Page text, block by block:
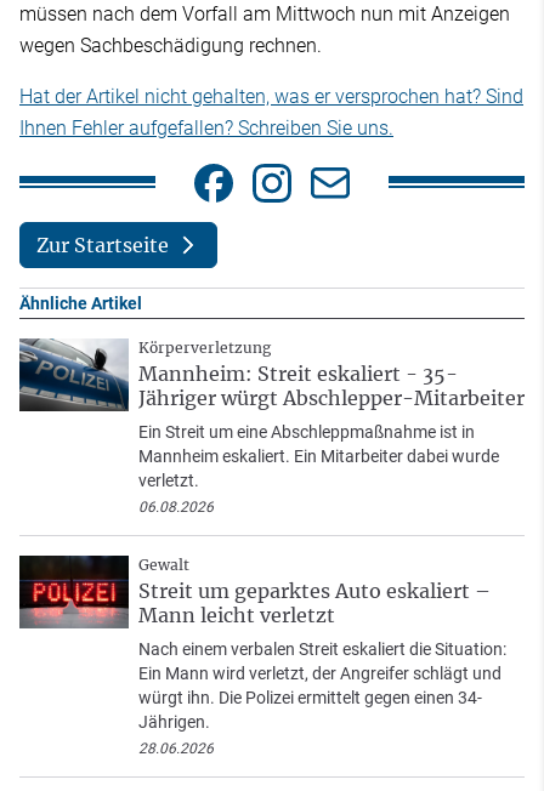
müssen nach dem Vorfall am Mittwoch nun mit Anzeigen
wegen Sachbeschädigung rechnen.
Hat der Artikel nicht gehalten, was er versprochen hat? Sind
Ihnen Fehler aufgefallen? Schreiben Sie uns.
Zur Startseite
Ähnliche Artikel
Körperverletzung
Mannheim: Streit eskaliert - 35-
Jähriger würgt Abschlepper-Mitarbeiter
Ein Streit um eine Abschleppmaßnahme ist in
Mannheim eskaliert. Ein Mitarbeiter dabei wurde
verletzt.
06.08.2026
Gewalt
Streit um geparktes Auto eskaliert –
Mann leicht verletzt
Nach einem verbalen Streit eskaliert die Situation:
Ein Mann wird verletzt, der Angreifer schlägt und
würgt ihn. Die Polizei ermittelt gegen einen 34-
Jährigen.
28.06.2026